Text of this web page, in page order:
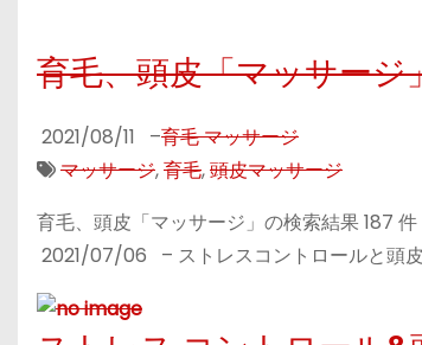
育毛、頭皮「マッサージ
2021/08/11 –育毛 マッサージ
マッサージ,育毛,頭皮マッサージ
育毛、頭皮「マッサージ」の検索結果 187
2021/07/06 – ストレスコントロールと頭